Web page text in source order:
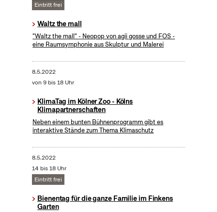
Eintritt frei
Waltz the mall
"Waltz the mall" - Neopop von agii gosse und FOS -
eine Raumsymphonie aus Skulptur und Malerei
8.5.2022
von 9 bis 18 Uhr
KlimaTag im Kölner Zoo - Kölns
Klimapartnerschaften
Neben einem bunten Bühnenprogramm gibt es
interaktive Stände zum Thema Klimaschutz
8.5.2022
14 bis 18 Uhr
Eintritt frei
Bienentag für die ganze Familie im Finkens
Garten